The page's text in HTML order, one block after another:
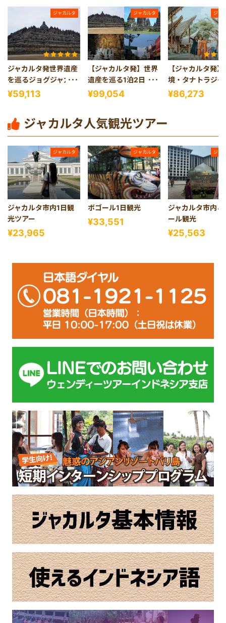
ジャカルタ
ジャカルタ発世界遺産
を巡るジョグジャカル
タ1日観光
¥59,113
ジャカルタ
【ジャカルタ発】世界
遺産を巡る1泊2日ジョ
グジャカルタ観光
¥99,054
ジャ
【ジャカルタ発】
境・タナトラジャ
ラウェシ島）2泊
アー
¥86,273
ジャカルタ人気観光ツアー
ジャカルタ
ジャカルタ市内1日観
光ツアー
¥23,965
ジャカルタ
ボゴール1日観光
¥33,551
ジャ
ジャカルタ市内＆
ール観光
¥25,563